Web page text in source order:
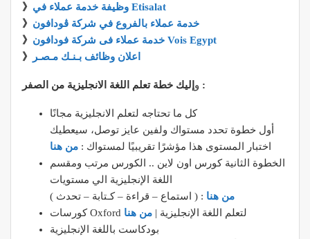
》
وظيفة خدمة عملاء في Etisalat
》 خدمة عملاء بالفروع في شركة ڤودافون
》
خدمة عملاء فى شركة فودافون Vois Egypt
》
اعلان وظائف بـنـك مـصـر
و إليك خطة تعلم اللغة الانجليزية من الصفر :
كل ما تحتاجه لتعلم الانجليزية مجانًا
أول خطوة تحدد مستواك ولفين عايز توصل، سيعطيك
اختبار المستوى هذا مؤشرًا تقريبيًا لمستواك : من هنا
الخطوة الثانية كورس اون لاين .. الكورس مرتب ومقسم
اللغة الإنجليزية الي مستويات
( استماع – قراءة – كـتابة – تحدث ) : من هنا
كورسات Oxford لتعلم اللغة الإنجليزية | من هنا
بودكاست باللغة الإنجليزية